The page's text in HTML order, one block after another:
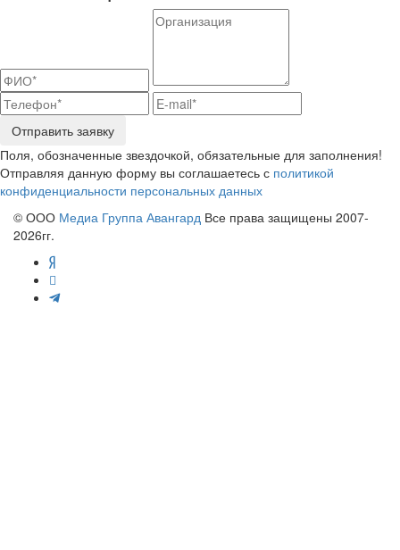
Отправить заявку
Поля, обозначенные звездочкой, обязательные для заполнения!
Отправляя данную форму вы соглашаетесь с политикой
конфиденциальности персональных данных
© ООО Медиа Группа Авангард Все права защищены 2007-
2026гг.